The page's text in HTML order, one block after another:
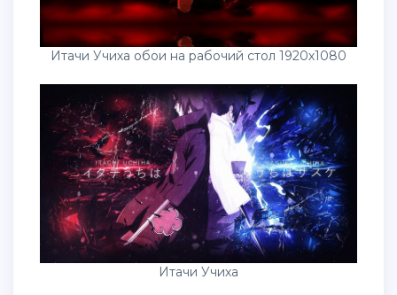
Итачи Учиха